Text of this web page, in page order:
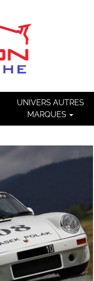
UNIVERS AUTRES
MARQUES